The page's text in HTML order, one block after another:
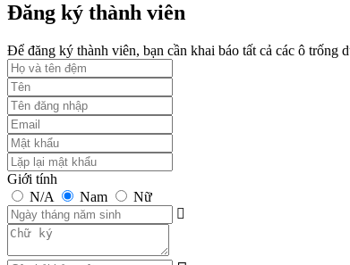
Đăng ký thành viên
Để đăng ký thành viên, bạn cần khai báo tất cả các ô trống
Giới tính
N/A
Nam Nữ